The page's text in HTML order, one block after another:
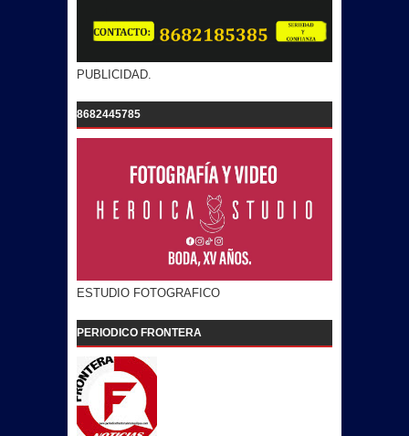
PUBLICIDAD.
8682445785
ESTUDIO FOTOGRAFICO
PERIODICO FRONTERA